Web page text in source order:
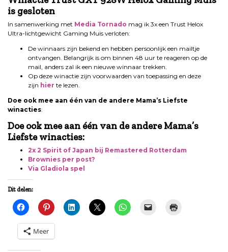
is gesloten
In samenwerking met Media Tornado mag ik 3x een Trust Helox
Ultra-lichtgewicht Gaming Muis verloten:
De winnaars zijn bekend en hebben persoonlijk een mailtje
ontvangen. Belangrijk is om binnen 48 uur te reageren op de
mail, anders zal ik een nieuwe winnaar trekken.
Op deze winactie zijn voorwaarden van toepassing en deze
zijn hier te lezen.
Doe ook mee aan één van de andere Mama’s Liefste
winacties:
Doe ook mee aan één van de andere Mama’s
Liefste winacties:
2x 2 Spirit of Japan bij Remastered Rotterdam
Brownies per post?
Via Gladiola spel
Dit delen:
Meer